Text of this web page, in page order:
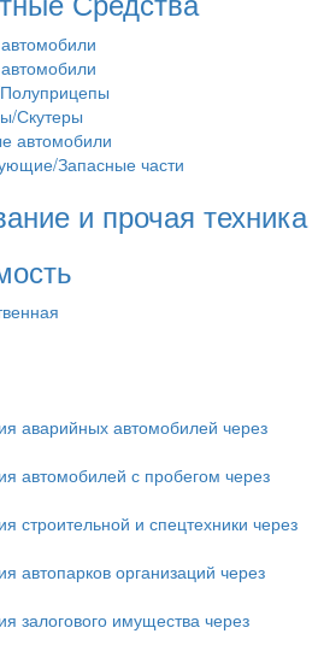
Скутеры
автомобили
Запасные части
и прочая техника
аварийных автомобилей через
автомобилей с пробегом через
строительной и спецтехники через
автопарков организаций через
залогового имущества через